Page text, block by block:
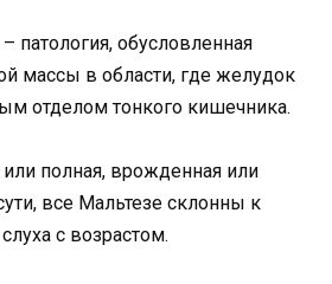
патология, обусловленная
массы в области, где желудок
отделом тонкого кишечника.
или полная, врожденная или
все Мальтезе склонны к
с возрастом.